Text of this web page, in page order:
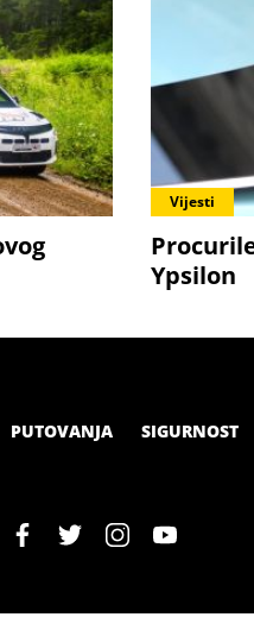
Vijesti
Ypsilon
PUTOVANJA SIGURNOST